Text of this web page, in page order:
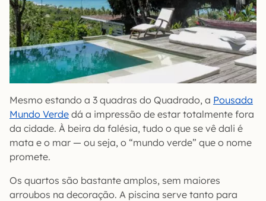
Mesmo estando a 3 quadras do Quadrado, a Pousada
Mundo Verde dá a impressão de estar totalmente fora
da cidade. À beira da falésia, tudo o que se vê dali é
mata e o mar — ou seja, o “mundo verde” que o nome
promete.
Os quartos são bastante amplos, sem maiores
arroubos na decoração. A piscina serve tanto para